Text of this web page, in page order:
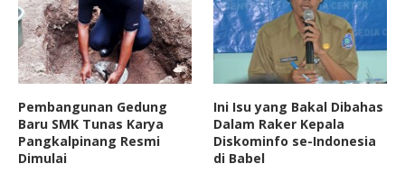
Pembangunan Gedung
Baru SMK Tunas Karya
Pangkalpinang Resmi
Dimulai
Ini Isu yang Bakal Dibahas
Dalam Raker Kepala
Diskominfo se-Indonesia
di Babel